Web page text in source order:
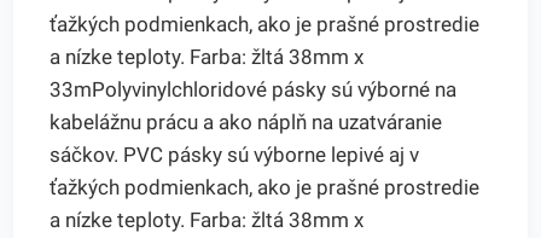
ťažkých podmienkach, ako je prašné prostredie
a nízke teploty. Farba: žltá 38mm x
33mPolyvinylchloridové pásky sú výborné na
kabelážnu prácu a ako náplň na uzatváranie
sáčkov. PVC pásky sú výborne lepivé aj v
ťažkých podmienkach, ako je prašné prostredie
a nízke teploty. Farba: žltá 38mm x